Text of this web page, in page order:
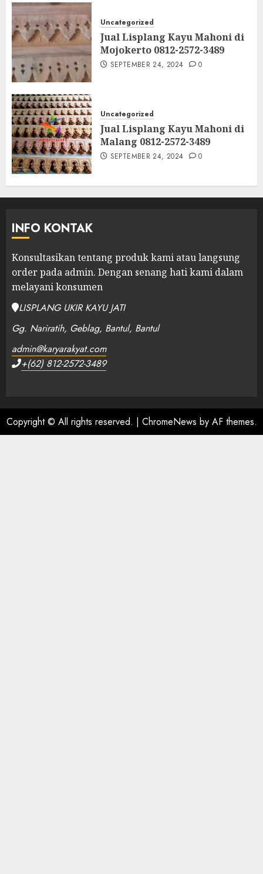
Uncategorized
Jual Lisplang Kayu Mahoni di
Mojokerto 0812-2572-3489
SEPTEMBER 24, 2024 0
Uncategorized
Jual Lisplang Kayu Mahoni di
Malang 0812-2572-3489
SEPTEMBER 24, 2024 0
INFO KONTAK
Konsultasikan tentang produk kami atau langsung
order pada admin. Dengan senang hati kami dalam
melayani konsumen
LISPLANG UKIR KAYU JATI
Gg. Nariratih, Geblag, Bantul, Bantul
admin@karyarakyat.com
+(62) 812-2572-3489
Copyright © All rights reserved. | ChromeNews by AF themes.